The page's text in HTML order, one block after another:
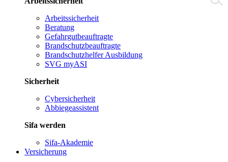
Arbeitssicherheit
Beratung
Gefahrgutbeauftragte
Brandschutzbeauftragte
Brandschutzhelfer Ausbildung
SVG myASI
Sicherheit
Cybersicherheit
Abbiegeassistent
Sifa werden
Sifa-Akademie
Versicherung